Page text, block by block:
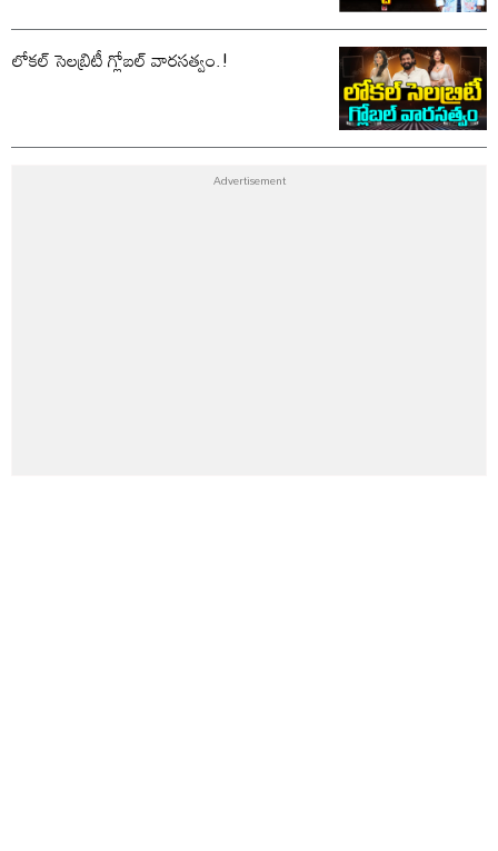
లోకల్ సెలబ్రిటీ గ్లోబల్ వారసత్వం.!